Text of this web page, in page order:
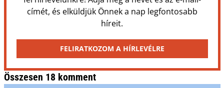
címét, és elküldjük Önnek a nap legfontosabb
híreit.
FELIRATKOZOM A HÍRLEVÉLRE
Összesen 18 komment